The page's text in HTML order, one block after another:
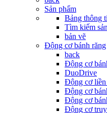
Sản phẩm
Bảng thông
Tìm kiếm
bản vẽ
Động cơ bánh răng
back
Động cơ
DuoDrive
Động cơ liền
Động cơ
Động cơ
Động cơ